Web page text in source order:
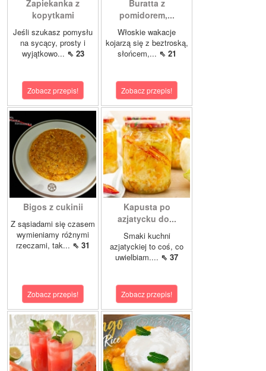
Zapiekanka z
kopytkami
Jeśli szukasz pomysłu
na sycący, prosty i
wyjątkowo... ⇖ 23
Zobacz przepis!
Buratta z
pomidorem,...
Włoskie wakacje
kojarzą się z beztroską,
słońcem,... ⇖ 21
Zobacz przepis!
Bigos z cukinii
Z sąsiadami się czasem
wymieniamy różnymi
rzeczami, tak... ⇖ 31
Zobacz przepis!
Kapusta po
azjatycku do...
Smaki kuchni
azjatyckiej to coś, co
uwielbiam.... ⇖ 37
Zobacz przepis!